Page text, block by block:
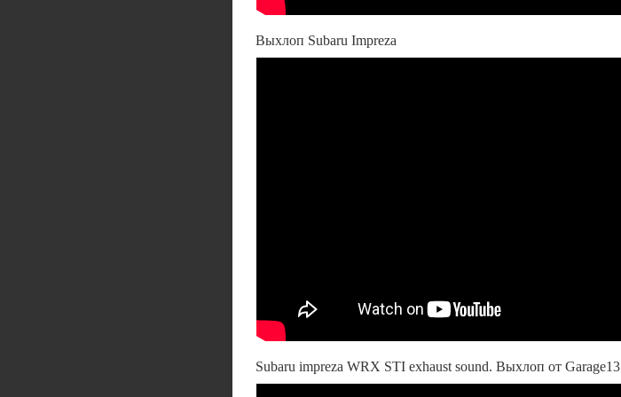
Выхлоп Subaru Impreza
Subaru impreza WRX STI exhaust sound. Выхлоп от Garage13